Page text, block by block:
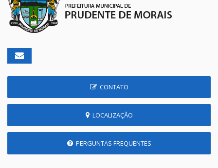
CONTATO
LOCALIZAÇÃO
PERGUNTAS FREQUENTES